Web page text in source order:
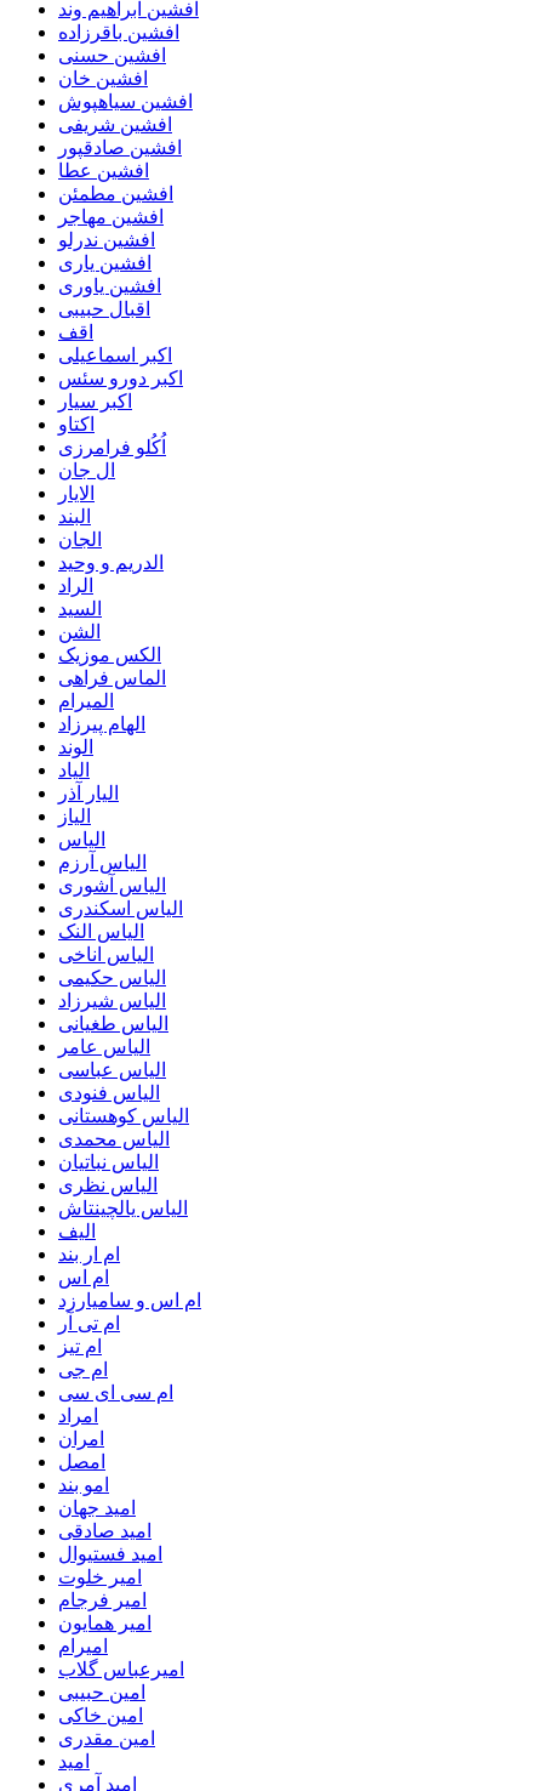
افشین ابراهیم وند
افشین باقرزاده
افشین حسنی
افشین خان
افشین سیاهپوش
افشین شریفی
افشین صادقپور
افشین عطا
افشین مطمئن
افشین مهاجر
افشین ندرلو
افشین یاری
افشین یاوری
اقبال حبیبی
اقف
اکبر اسماعیلی
اکبر دورو سئس
اکبر سیار
اکتاو
اُکُلو فرامرزی
ال جان
الایار
البند
الجان
الدریم و وحید
الراد
السید
الشن
الکس موزیک
الماس فراهی
المیرام
الهام پیرزاد
الوند
الیاد
الیار آذر
الیاز
الیاس
الیاس آرزم
الیاس آشوری
الیاس اسکندری
الیاس النک
الیاس اناخی
الیاس حکیمی
الیاس شیرزاد
الیاس طغیانی
الیاس عامر
الیاس عباسی
الیاس فنودی
الیاس کوهستانی
الیاس محمدی
الیاس نباتیان
الیاس نظری
الیاس یالچینتاش
الیف
ام ار بند
ام اس
ام اس و سامیارزد
ام تی آر
ام تیز
ام جی
ام سی ای سی
امراد
امران
امصل
امو بند
اميد جهان
اميد صادقی
اميد فستيوال
امير خلوت
امير فرجام
امير همايون
اميرام
اميرعباس گلاب
امين حبيبى
امين خاكى
امين مقدرى
امید
امید آمری